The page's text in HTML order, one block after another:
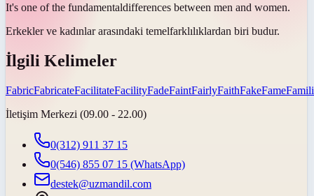
It's one of the fundamentaldifferences between men and women.
Erkekler ve kadınlar arasındaki temelfarklılıklardan biri budur.
İlgili Kelimeler
FabricFabricateFacilitateFacilityFadeFaintFairlyFaithFakeFame
İletişim Merkezi (09.00 - 22.00)
0(312) 911 37 15
0(546) 855 07 15 (WhatsApp)
destek@uzmandil.com